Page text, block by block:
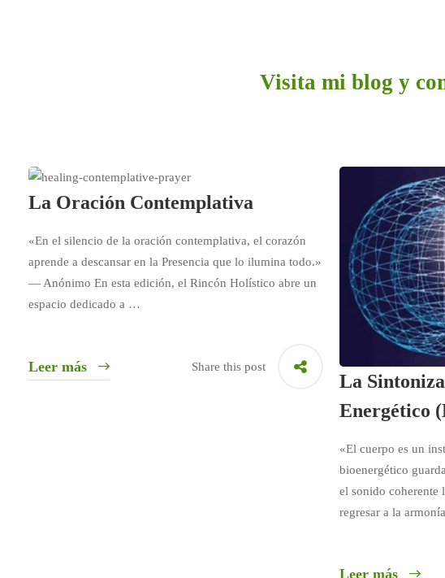
Visita mi blog y
La Oración Contemplativa
«En el silencio de la oración contemplativa, el corazón
aprende a descansar en la Presencia que lo ilumina todo.»
— Anónimo En esta edición, el Rincón Holístico abre un
espacio dedicado a …
Leer más Share this post
La
Energético
«El cuerpo es un
bioenergético
el sonido coherente
regresar a la
Leer más